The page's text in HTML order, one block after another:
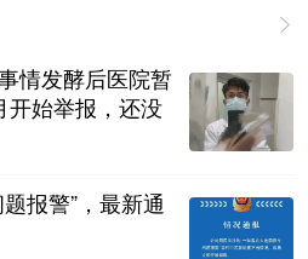
，所有的困难都不算困难。“遇
；可生命只有一次，不能轻易
情发酵后医院暂
开始举报，还没
报警”，最新通